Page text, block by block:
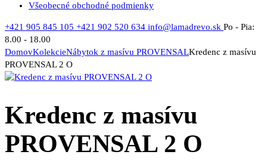
Všeobecné obchodné podmienky
+421 905 845 105 +421 902 520 634 info@lamadrevo.sk Po - Pia:
8.00 - 18.00
DomovKolekcieNábytok z masívu PROVENSALKredenc z masívu
PROVENSAL 2 O
Kredenc z masívu
PROVENSAL 2 O